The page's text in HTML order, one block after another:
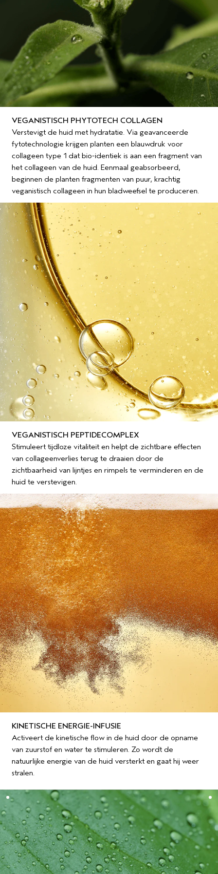
VEGANISTISCH PHYTOTECH COLLAGEN
Verstevigt de huid met hydratatie. Via geavanceerde
fytotechnologie krijgen planten een blauwdruk voor
collageen type 1 dat bio-identiek is aan een fragment van
het collageen van de huid. Eenmaal geabsorbeerd,
beginnen de planten fragmenten van puur, krachtig
veganistisch collageen in hun bladweefsel te produceren.
VEGANISTISCH PEPTIDECOMPLEX
Stimuleert tijdloze vitaliteit en helpt de zichtbare effecten
van collageenverlies terug te draaien door de
zichtbaarheid van lijntjes en rimpels te verminderen en de
huid te verstevigen.
KINETISCHE ENERGIE-INFUSIE
Activeert de kinetische flow in de huid door de opname
van zuurstof en water te stimuleren. Zo wordt de
natuurlijke energie van de huid versterkt en gaat hij weer
stralen.